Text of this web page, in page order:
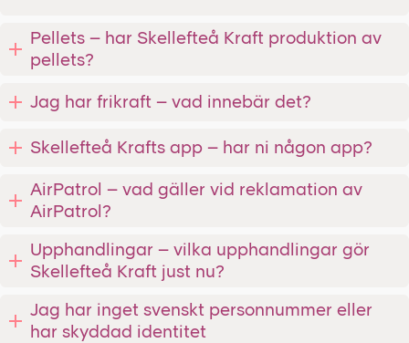
Pellets – har Skellefteå Kraft produktion av
pellets?
Jag har frikraft – vad innebär det?
Skellefteå Krafts app – har ni någon app?
AirPatrol – vad gäller vid reklamation av
AirPatrol?
Upphandlingar – vilka upphandlingar gör
Skellefteå Kraft just nu?
Jag har inget svenskt personnummer eller
har skyddad identitet